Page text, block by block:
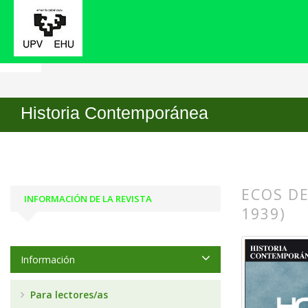
Historia Contemporánea
Inicio Archivos Núm. 55 (2017) Dossier
ECOS
1939)
INFORMACIÓN DE LA REVISTA
Información
Para lectores/as